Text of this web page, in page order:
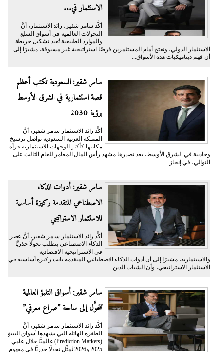
الاستثمار في...
أكَّد سامر شقير، رائد الاستثمار، أنَّ
التحولات العالمية في أسواق السلع
والموارد الطبيعية تُعيد تشكيل خريطة
الاستثمار الدولي، وتفتح أمام المستثمرين فرصًا استراتيجية غير مسبوقة، مشيرًا إلى
أن فهم ديناميكيات هذه الأسواق...
سامر شقير: السعودية تكتب أعظم
قصة استثمارية في الشرق الأوسط
برؤية 2030
أكَّد رائد الاستثمار سامر شقير، أنَّ
المملكة العربية السعودية تواصل ترسيخ
مكانتها كأكثر الوجهات الاستثمارية جرأة
وجاذبية في الشرق الأوسط، بعد تصدرها مشهد رأس المال المغامر للعام الثالث على
التوالي، في إنجاز...
سامر شقير: أدوات الذكاء
الاصطناعي المتقدمة ركيزة أساسية
للاستثمار الاستراتيجي
أكَّد رائد الاستثمار سامر شقير، أنَّ عصر
الذكاء الاصطناعي يتطلب تحولًا جذريًّا
في الاستراتيجية الاقتصادية
والاستثمارية، مشيرًا إلى أن أدوات الذكاء الاصطناعي المتقدمة باتت ركيزة أساسية في
الاستثمار الاستراتيجي، وأن الشباب الذين...
سامر شقير: أسواق التنبؤ العالمية
تتحوَّل إلى ساحة ”صراع معرفي”
أكَّد رائد الاستثمار سامر شقير، أنَّ
الطفرة الهائلة التي تشهدها أسواق التنبؤ
(Prediction Markets) عالميًّا خلال عامي
2025 و2026 تُمثِّل تحولًا جذريًّا في مفهوم